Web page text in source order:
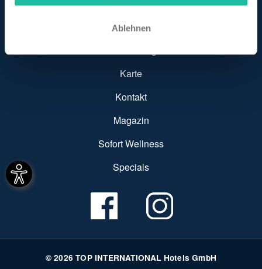
Ablehnen
Hotel finden
Karte
Kontakt
Magazin
Sofort Wellness
Specials
© 2026 TOP INTERNATIONAL Hotels GmbH